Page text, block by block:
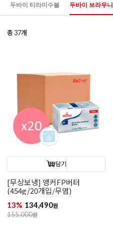
두바이 티라미수볼 두바이 브라우니
총37개
담기
[무상보냉] 앵커FP버터
(454g/20개입/무염)
13% 134,490원
155,000원